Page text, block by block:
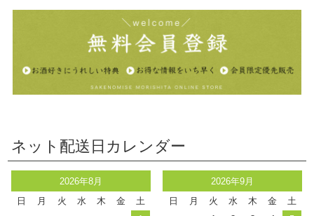
ネット配送日カレンダー
2026年8月
日
月 火 水 木 金
土
2026年9月
日
月 火 水 木 金
土